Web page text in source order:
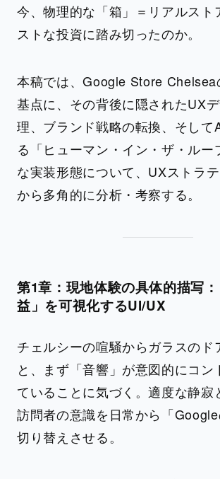
今、物理的な「箱」＝リアルスト
ストな投資に踏み切ったのか。
本稿では、Google Store Chelsea
基点に、その背後に隠されたUX
理、ブランド戦略の転換、そして
る「ヒューマン・イン・ザ・ルー
な実装形態について、UXストラ
から多角的に分析・考察する。
第1章：現地体験の具体的描写
益」を可視化するUI/UX
チェルシーの喧騒からガラスのド
と、まず「音響」が意図的にコン
ていることに気づく。適度な静寂
訪問者の意識を日常から「
切り替えさせる。